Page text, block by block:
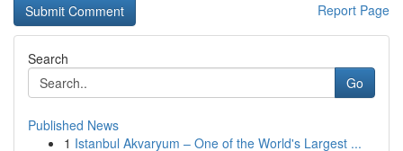
Report Page
Search
Go
Published News
1 Istanbul Akvaryum – One of the World's Largest ...